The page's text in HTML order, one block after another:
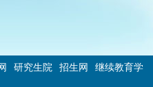
研究生院 招生网
继续教育学